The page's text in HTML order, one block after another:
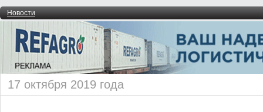
Новости
17 октября 2019 года